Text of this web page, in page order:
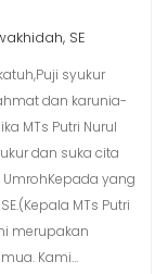
SE
syukur
dan karunia-
MTs Putri Nurul
dan suka cita
yang
MTs Putri
merupakan
Kami…